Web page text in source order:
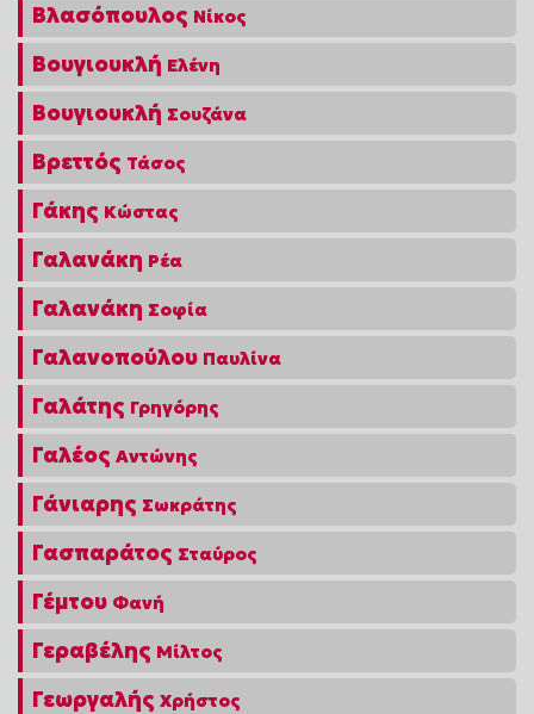
Βλασόπουλος Νίκος
Βουγιουκλή Ελένη
Βουγιουκλή Σουζάνα
Βρεττός Τάσος
Γάκης Κώστας
Γαλανάκη Ρέα
Γαλανάκη Σοφία
Γαλανοπούλου Παυλίνα
Γαλάτης Γρηγόρης
Γαλέος Αντώνης
Γάνιαρης Σωκράτης
Γασπαράτος Σταύρος
Γέμτου Φανή
Γεραβέλης Μίλτος
Γεωργαλής Χρήστος